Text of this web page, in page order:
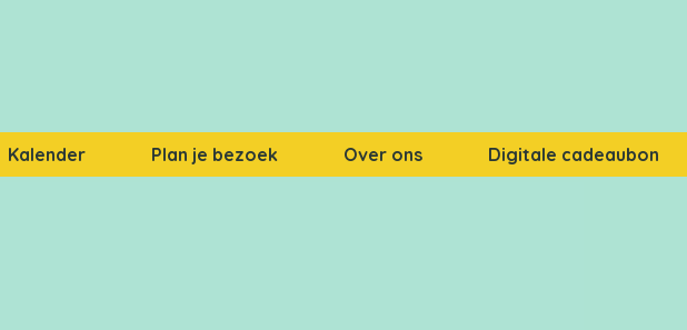
Kalender Plan je bezoek Over ons Digitale cadeaubon